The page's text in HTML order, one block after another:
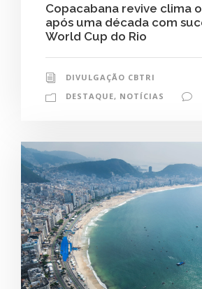
Copacabana revive clima
após uma década com
World Cup do Rio
DIVULGAÇÃO CBTRI
DESTAQUE, NOTÍCIAS